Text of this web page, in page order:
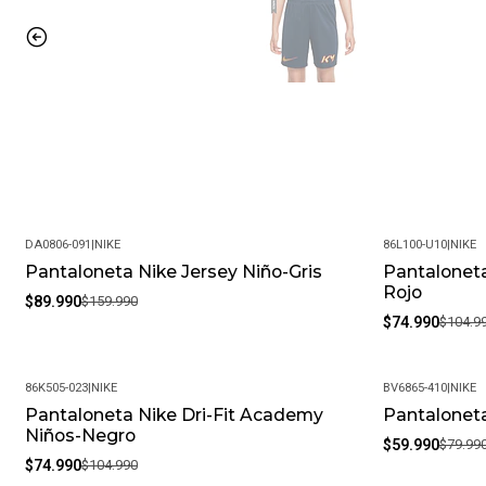
-44%
DA0806-091 |NIKE
Pantaloneta Nike Jersey Niño-Gris
$89.990$159.990
-29%
86L100-U10|NIKE
Rojo
$74.990
-29%
86K505-023|NIKE
Pantaloneta Nike Dri-Fit Academy
Niños-Negro
$74.990$104.990
-25%
BV6865-410|NIKE
$59.990